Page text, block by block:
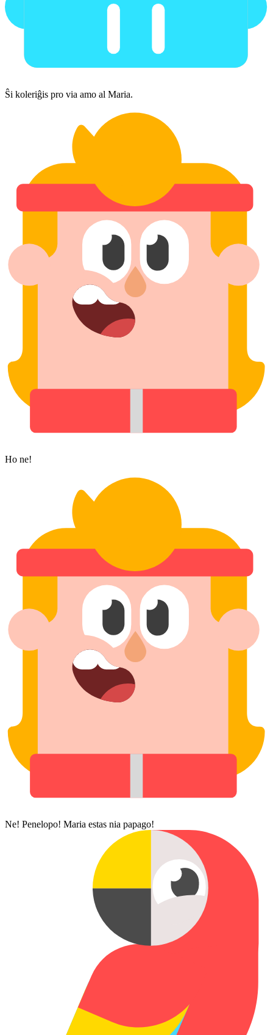
Ŝi koleriĝis pro via amo al Maria.
Ho ne!
Ne! Penelopo! Maria estas nia papago!